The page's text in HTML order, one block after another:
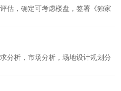
估，确定可考虑楼盘，签署《独家
分析，市场分析，场地设计规划分